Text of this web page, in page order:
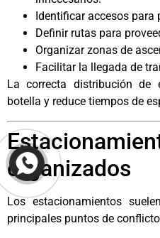
Identificar accesos para
Definir rutas para
Organizar zonas de
Facilitar la llegada de
La correcta distribución
botella y reduce tiempos de
organizados
Los estacionamientos
principales puntos de